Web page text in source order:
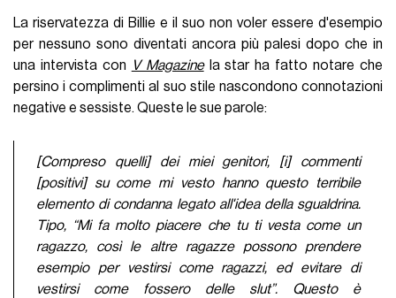
La riservatezza di Billie e il suo non voler essere d'esempio
per nessuno sono diventati ancora più palesi dopo che in
una intervista con
V Magazinela star ha fatto notare che
persino i complimenti al suo stile nascondono connotazioni
negative e sessiste. Queste le sue parole:
[Compreso quelli] dei miei genitori, [i] commenti
[positivi] su come mi vesto hanno questo terribile
elemento di condanna legato all'idea della sgualdrina.
Tipo, “Mi fa molto piacere che tu ti vesta come un
ragazzo, così le altre ragazze possono prendere
esempio per vestirsi come ragazzi, ed evitare di
vestirsi come fossero delle slut”. Questo è